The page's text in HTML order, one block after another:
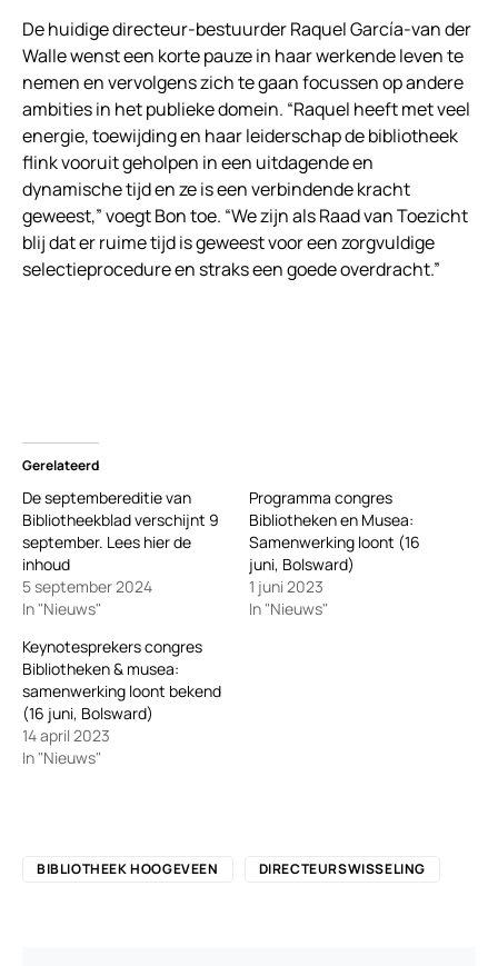
De huidige directeur-bestuurder Raquel García-van der
Walle wenst een korte pauze in haar werkende leven te
nemen en vervolgens zich te gaan focussen op andere
ambities in het publieke domein. “Raquel heeft met veel
energie, toewijding en haar leiderschap de bibliotheek
flink vooruit geholpen in een uitdagende en
dynamische tijd en ze is een verbindende kracht
geweest,” voegt Bon toe. “We zijn als Raad van Toezicht
blij dat er ruime tijd is geweest voor een zorgvuldige
selectieprocedure en straks een goede overdracht.”
Gerelateerd
De septembereditie van
Bibliotheekblad verschijnt 9
september. Lees hier de
inhoud
5 september 2024
In "Nieuws"
Programma congres
Bibliotheken en Musea:
Samenwerking loont (16
juni, Bolsward)
1 juni 2023
In "Nieuws"
Keynotesprekers congres
Bibliotheken & musea:
samenwerking loont bekend
(16 juni, Bolsward)
14 april 2023
In "Nieuws"
BIBLIOTHEEK HOOGEVEEN DIRECTEURSWISSELING